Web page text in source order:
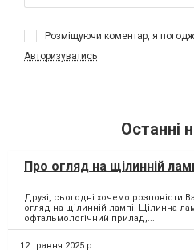
Розміщуючи коментар, я
Авторизуватись
Останні
Про огляд на щілинній
Друзі, сьогодні хочемо розповісти
огляд на щілинній лампі! Щілинна
офтальмологічний прилад,...
12 травня 2025 р.